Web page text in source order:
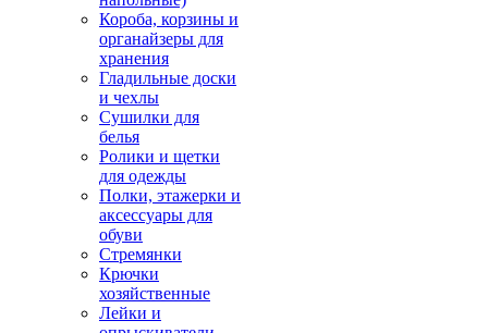
Короба, корзины и
органайзеры для
хранения
Гладильные доски
и чехлы
Сушилки для
белья
Ролики и щетки
для одежды
Полки, этажерки и
аксессуары для
обуви
Стремянки
Крючки
хозяйственные
Лейки и